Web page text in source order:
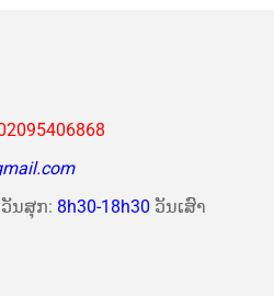
ວັນສຸກ: 8h30-18h30 ວັນເສົາ